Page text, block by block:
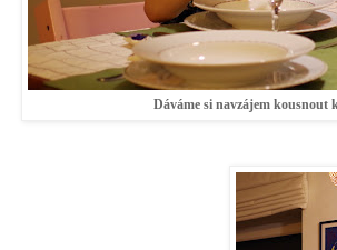
Dáváme si navzájem kousnout